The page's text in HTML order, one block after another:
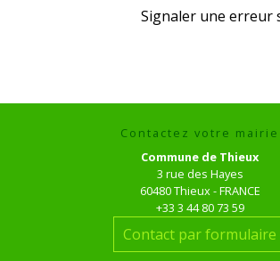
Signaler une erreur
Contactez votre mairie
Commune de Thieux
3 rue des Hayes
60480 Thieux - FRANCE
+33 3 44 80 73 59
Contact par formulaire